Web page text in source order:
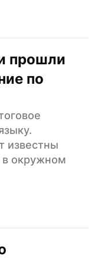
прошли
по
известны
в окружном